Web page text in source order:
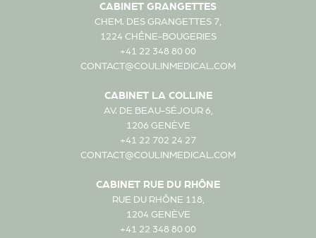
CABINET GRANGETTES
CHEM. DES GRANGETTES 7,
1224 CHÊNE-BOUGERIES
+41 22 348 80 00
CONTACT@COULINMEDICAL.COM
CABINET LA COLLINE
AV. DE BEAU-SÉJOUR 6,
1206 GENÈVE
+41 22 702 24 27
CONTACT@COULINMEDICAL.COM
CABINET RUE DU RHÔNE
RUE DU RHÔNE 118,
1204 GENÈVE
+41 22 348 80 00